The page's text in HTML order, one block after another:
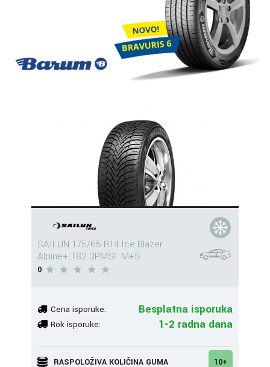
SAILUN 175/65 R14 Ice Blazer
Alpine+ T82 3PMSF M+S
0
Cena isporuke: Besplatna isporuka
Rok isporuke: 1-2 radna dana
RASPOLOŽIVA KOLIČINA GUMA 10+